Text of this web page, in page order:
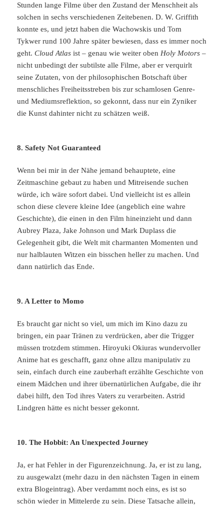
Stunden lange Filme über den Zustand der Menschheit als
solchen in sechs verschiedenen Zeitebenen. D. W. Griffith
konnte es, und jetzt haben die Wachowskis und Tom
Tykwer rund 100 Jahre später bewiesen, dass es immer noch
geht.Cloud Atlas ist – genau wie weiter oben Holy Motors –
nicht unbedingt der subtilste alle Filme, aber er verquirlt
seine Zutaten, von der philosophischen Botschaft über
menschliches Freiheitsstreben bis zur schamlosen Genre-
und Mediumsreflektion, so gekonnt, dass nur ein Zyniker
die Kunst dahinter nicht zu schätzen weiß.
8. Safety Not Guaranteed
Wenn bei mir in der Nähe jemand behauptete, eine
Zeitmaschine gebaut zu haben und Mitreisende suchen
würde, ich wäre sofort dabei. Und vielleicht ist es allein
schon diese clevere kleine Idee (angeblich eine wahre
Geschichte), die einen in den Film hineinzieht und dann
Aubrey Plaza, Jake Johnson und Mark Duplass die
Gelegenheit gibt, die Welt mit charmanten Momenten und
nur halblauten Witzen ein bisschen heller zu machen. Und
dann natürlich das Ende.
9. A Letter to Momo
Es braucht gar nicht so viel, um mich im Kino dazu zu
bringen, ein paar Tränen zu verdrücken, aber die Trigger
müssen trotzdem stimmen. Hiroyuki Okiuras wundervoller
Anime hat es geschafft, ganz ohne allzu manipulativ zu
sein, einfach durch eine zauberhaft erzählte Geschichte von
einem Mädchen und ihrer übernatürlichen Aufgabe, die ihr
dabei hilft, den Tod ihres Vaters zu verarbeiten. Astrid
Lindgren hätte es nicht besser gekonnt.
10. The Hobbit: An Unexpected Journey
Ja, er hat Fehler in der Figurenzeichnung. Ja, er ist zu lang,
zu ausgewalzt (mehr dazu in den nächsten Tagen in einem
extra Blogeintrag). Aber verdammt noch eins, es ist so
schön wieder in Mittelerde zu sein. Diese Tatsache allein,